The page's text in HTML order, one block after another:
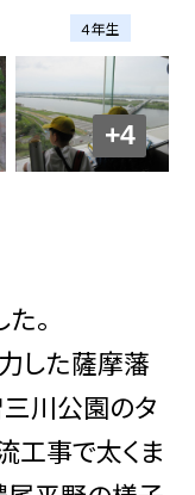
４年生
+4
。
した薩摩藩
川公園のタ
工事で太くま